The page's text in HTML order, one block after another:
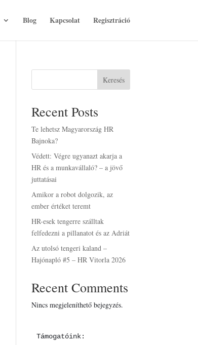
Blog Kapcsolat Regisztráció
Keresés
Recent Posts
Te lehetsz Magyarország HR
Bajnoka?
Védett: Végre ugyanazt akarja a
HR és a munkavállaló? – a jövő
juttatásai
Amikor a robot dolgozik, az
ember értéket teremt
HR-esek tengerre szálltak
felfedezni a pillanatot és az Adriát
Az utolsó tengeri kaland –
Hajónapló #5 – HR Vitorla 2026
Recent Comments
Nincs megjeleníthető bejegyzés.
Támogatóink: